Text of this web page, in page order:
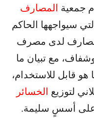
جمعية المصارف
سيواجهها الحاكم
لدى مصرف
مع تبيان ما
هو قابل للاستخدام،
لتوزيع الخسائر
على أسسٍ سليمة.